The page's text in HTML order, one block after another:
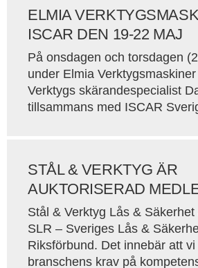
ELMIA
ISCAR DEN 19-22 MAJ
På onsdagen och torsdagen
under Elmia
Verktygs skärandespecialist
tillsammans med ISCAR
STÅL & VERKTYG ÄR
AUKTORISERAD
Stål & Verktyg Lås &
SLR – Sveriges Lås &
Riksförbund. Det innebär att
branschens krav på